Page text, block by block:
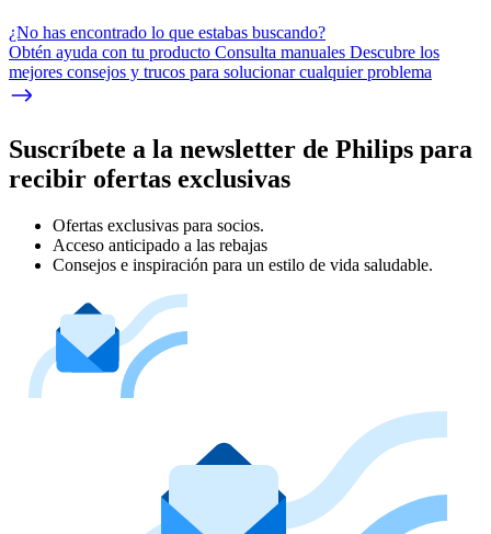
¿No has encontrado lo que estabas buscando?
Obtén ayuda con tu producto Consulta manuales Descubre los
mejores consejos y trucos para solucionar cualquier problema
Suscríbete a la newsletter de Philips para
recibir ofertas exclusivas
Ofertas exclusivas para socios.
Acceso anticipado a las rebajas
Consejos e inspiración para un estilo de vida saludable.